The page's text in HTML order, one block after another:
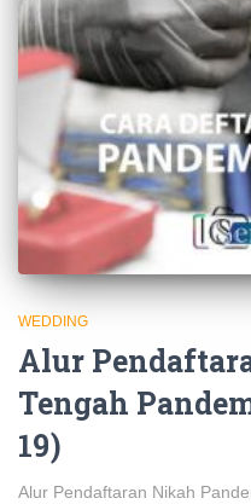
WEDDING
Alur
Tengah
19)
Alur Pendaftaran Nikah